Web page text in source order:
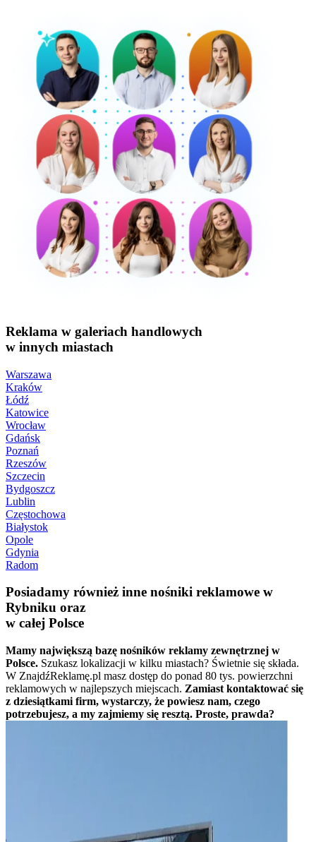
Reklama w galeriach handlowych
w innych miastach
Warszawa
Kraków
Łódź
Katowice
Wrocław
Gdańsk
Poznań
Rzeszów
Szczecin
Bydgoszcz
Lublin
Częstochowa
Białystok
Opole
Gdynia
Radom
Posiadamy również inne nośniki reklamowe w
Rybniku oraz
w całej Polsce
Mamy największą bazę nośników reklamy zewnętrznej w
Polsce. Szukasz lokalizacji w kilku miastach? Świetnie się składa.
W ZnajdźReklamę.pl masz dostęp do ponad 80 tys. powierzchni
reklamowych w najlepszych miejscach. Zamiast kontaktować się
z dziesiątkami firm, wystarczy, że powiesz nam, czego
potrzebujesz, a my zajmiemy się resztą. Proste, prawda?